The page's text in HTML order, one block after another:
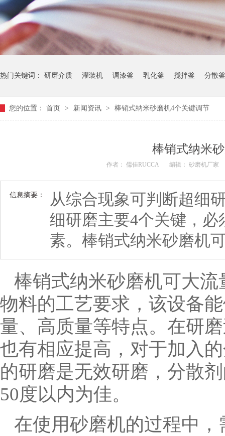
热门关键词： 研磨介质 灌装机 调漆釜 乳化釜 搅拌釜 分散釜
您的位置： 首页 > 新闻资讯 > 棒销式纳米砂磨机4个关键调节
棒销式纳米
作者： 儒佳RUCCA 编辑： 砂磨机厂家
信息摘要：
从综合现象可判断超细
细研磨主要4个关键，
素。棒销式纳米砂磨机
棒销式纳米砂磨机可大
物料的工艺要求，该设备
量、高质量等特点。 在研
也有相应提高，对于加入
的研磨是无效研磨，分散
50度以内为佳。
在使用砂磨机的过程中